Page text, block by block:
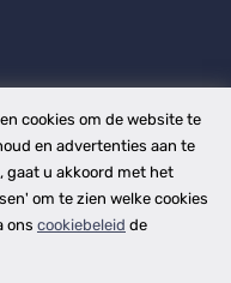
cookies om de website te
en advertenties aan te
gaat u akkoord met het
om te zien welke cookies
ons cookiebeleid de